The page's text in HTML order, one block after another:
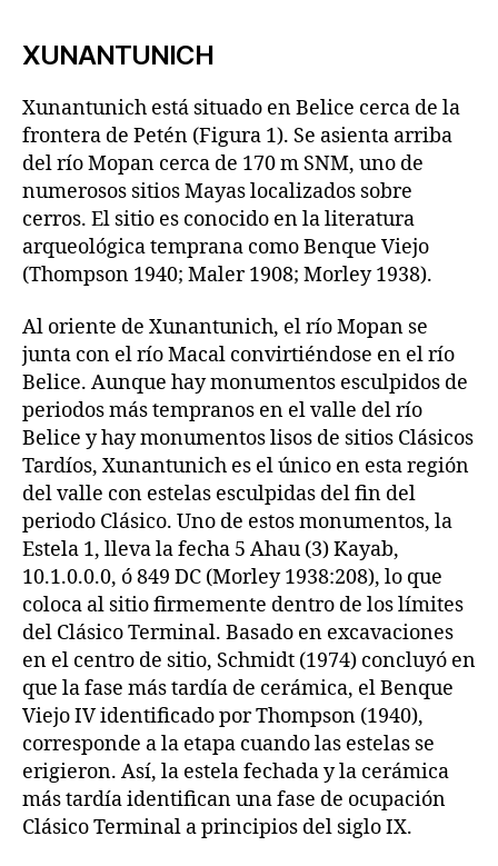
XUNANTUNICH
Xunantunich está situado en Belice cerca de la
frontera de Petén (Figura 1). Se asienta arriba
del río Mopan cerca de 170 m SNM, uno de
numerosos sitios Mayas localizados sobre
cerros. El sitio es conocido en la literatura
arqueológica temprana como Benque Viejo
(Thompson 1940; Maler 1908; Morley 1938).
Al oriente de Xunantunich, el río Mopan se
junta con el río Macal convirtiéndose en el río
Belice. Aunque hay monumentos esculpidos de
periodos más tempranos en el valle del río
Belice y hay monumentos lisos de sitios Clásicos
Tardíos, Xunantunich es el único en esta región
del valle con estelas esculpidas del fin del
periodo Clásico. Uno de estos monumentos, la
Estela 1, lleva la fecha 5 Ahau (3) Kayab,
10.1.0.0.0, ó 849 DC (Morley 1938:208), lo que
coloca al sitio firmemente dentro de los límites
del Clásico Terminal. Basado en excavaciones
en el centro de sitio, Schmidt (1974) concluyó en
que la fase más tardía de cerámica, el Benque
Viejo IV identificado por Thompson (1940),
corresponde a la etapa cuando las estelas se
erigieron. Así, la estela fechada y la cerámica
más tardía identifican una fase de ocupación
Clásico Terminal a principios del siglo IX.